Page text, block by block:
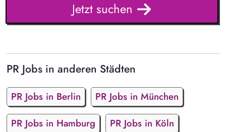
Jetzt suchen
PR Jobs in anderen Städten
PR Jobs in Berlin
PR Jobs in München
PR Jobs in Hamburg
PR Jobs in Köln